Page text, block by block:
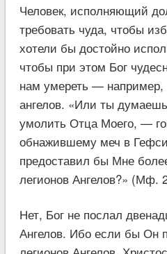
Человек, исполняющий
требовать чуда, чтобы
хотели бы достойно
чтобы при этом Бог
нам умереть —
ангелов. «Или ты
умолить Отца Моего, —
обнажившему меч в
предоставил бы Мне
легионов Ангелов?» (Мф.
Нет, Бог не послал
Ангелов. Ибо если бы Он